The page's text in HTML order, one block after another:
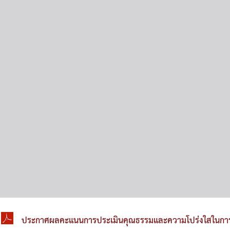
ประกาศผลคะแนนการประเมินคุณธรรมและความโปร่งใสในก